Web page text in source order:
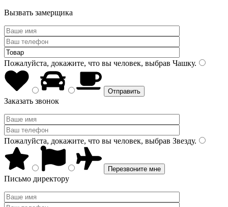
Вызвать замерщика
Пожалуйста, докажите, что вы человек, выбрав Чашку.
Заказать звонок
Пожалуйста, докажите, что вы человек, выбрав Звезду.
Письмо директору